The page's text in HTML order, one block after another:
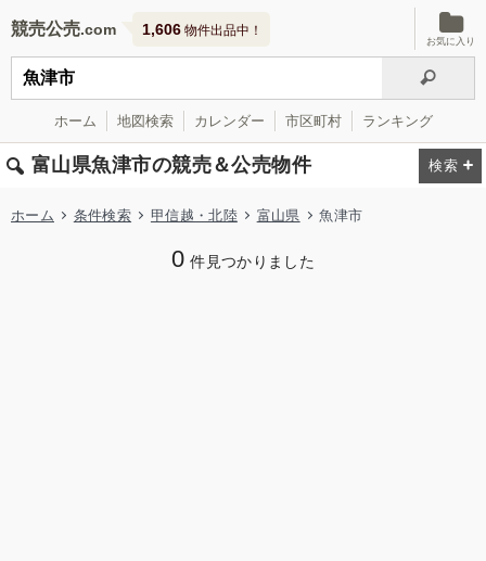
競売公売 1,606 物件出品中！
お気に入り
ホーム 地図検索 カレンダー 市区町村 ランキング
富山県魚津市の競売＆公売物件
ホーム 条件検索 甲信越・北陸 富山県 魚津市
0 件見つかりました